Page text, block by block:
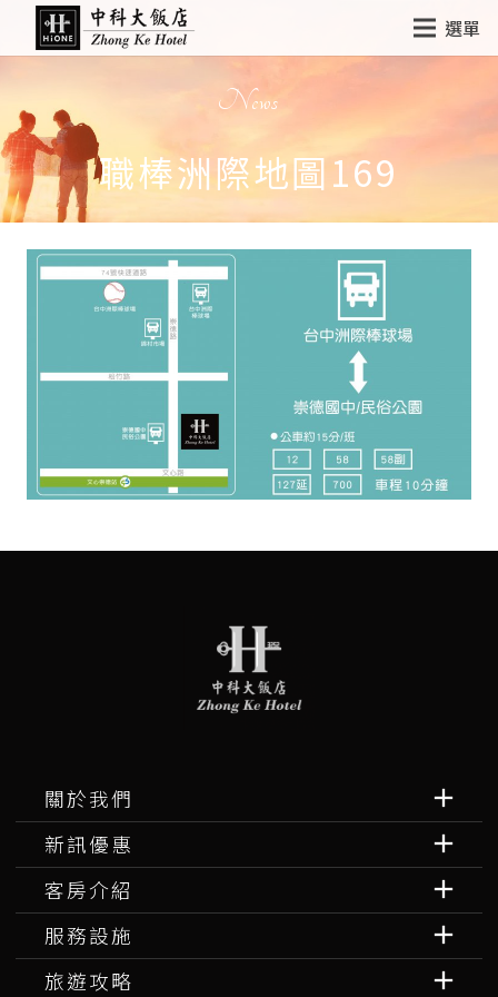
選單
News
職棒洲際地圖169
關於我們
新訊優惠
客房介紹
服務設施
旅遊攻略